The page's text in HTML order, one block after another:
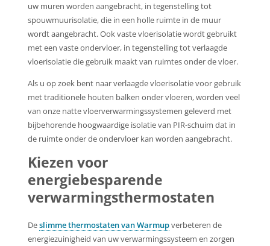
uw muren worden aangebracht, in tegenstelling tot
spouwmuurisolatie, die in een holle ruimte in de muur
wordt aangebracht. Ook vaste vloerisolatie wordt gebruikt
met een vaste ondervloer, in tegenstelling tot verlaagde
vloerisolatie die gebruik maakt van ruimtes onder de vloer.
Als u op zoek bent naar verlaagde vloerisolatie voor gebruik
met traditionele houten balken onder vloeren, worden veel
van onze natte vloerverwarmingssystemen geleverd met
bijbehorende hoogwaardige isolatie van PIR-schuim dat in
de ruimte onder de ondervloer kan worden aangebracht.
Kiezen voor
energiebesparende
verwarmingsthermostaten
Deslimme thermostaten van Warmupverbeteren de
energiezuinigheid van uw verwarmingssysteem en zorgen